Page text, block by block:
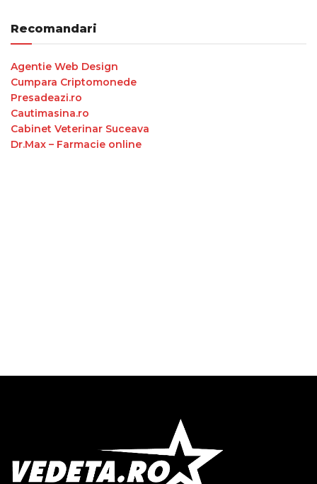
Recomandari
Agentie Web Design
Cumpara Criptomonede
Presadeazi.ro
Cautimasina.ro
Cabinet Veterinar Suceava
Dr.Max – Farmacie online